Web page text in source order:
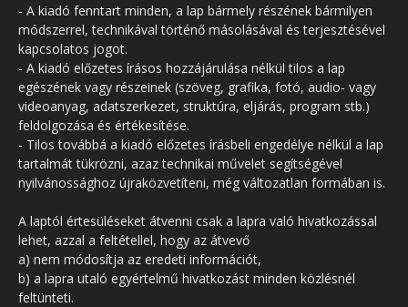
- A kiadó fenntart minden, a lap bármely részének bármilyen
módszerrel, technikával történő másolásával és terjesztésével
kapcsolatos jogot.
- A kiadó előzetes írásos hozzájárulása nélkül tilos a lap
egészének vagy részeinek (szöveg, grafika, fotó, audio- vagy
videoanyag, adatszerkezet, struktúra, eljárás, program stb.)
feldolgozása és értékesítése.
- Tilos továbbá a kiadó előzetes írásbeli engedélye nélkül a lap
tartalmát tükrözni, azaz technikai művelet segítségével
nyilvánossághoz újraközvetíteni, még változatlan formában is.
A laptól értesüléseket átvenni csak a lapra való hivatkozással
lehet, azzal a feltétellel, hogy az átvevő
a) nem módosítja az eredeti információt,
b) a lapra utaló egyértelmű hivatkozást minden közlésnél
feltünteti.